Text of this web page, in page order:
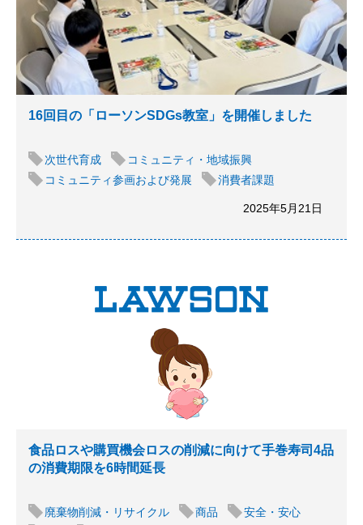
16回目の「ローソンSDGs教室」を開催しました
次世代育成
コミュニティ・地域振興
コミュニティ参画および発展
消費者課題
2025年5月21日
食品ロスや購買機会ロスの削減に向けて手巻寿司4品
の消費期限を6時間延長
廃棄物削減・リサイクル 商品
安全・安心